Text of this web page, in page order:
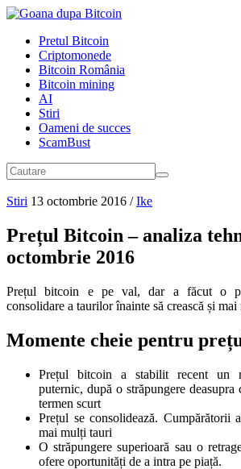
Pretul Bitcoin
Criptomonede
Bitcoin România
Bitcoin mining
AI
Stiri
Oameni de succes
ScamBust
Stiri 13 octombrie 2016 / Ike
Prețul Bitcoin – analiza
octombrie 2016
Prețul bitcoin e pe val, dar a făcut o
consolidare a taurilor înainte să crească și mai
Momente cheie pentru
Prețul bitcoin a stabilit recent un
puternic, după o străpungere deasupra
termen scurt
Prețul se consolidează. Cumpărătorii
mai mulți tauri
O străpungere superioară sau o
ofere oportunități de a intra pe piață.